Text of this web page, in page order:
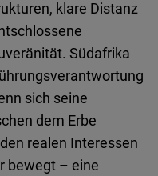
klare Distanz
Südafrika
sich seine
dem Erbe
realen Interessen
bewegt – eine